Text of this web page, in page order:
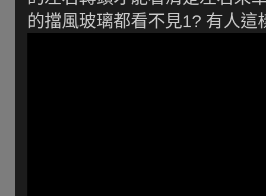
的擋風玻璃都看不見1? 有人這